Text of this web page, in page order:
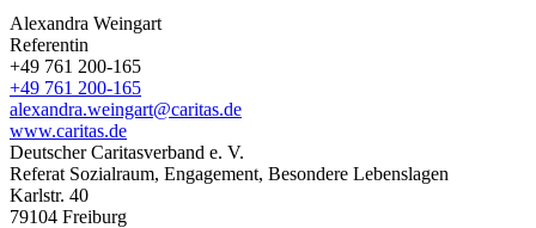
Alexandra Weingart
Referentin
+49 761 200-165
+49 761 200-165
alexandra.weingart@caritas.de
www.caritas.de
Deutscher Caritasverband e. V.
Referat Sozialraum, Engagement, Besondere Lebenslagen
Karlstr. 40
79104 Freiburg